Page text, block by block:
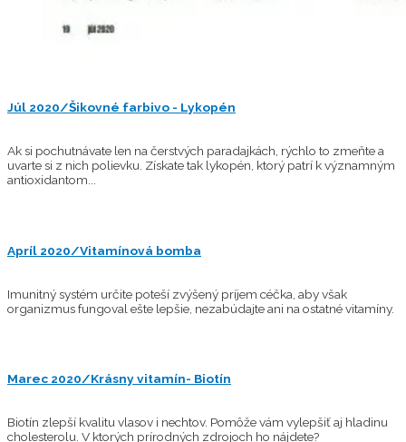
Júl 2020/Šikovné farbivo - Lykopén
Ak si pochutnávate len na čerstvých paradajkách, rýchlo to zmeňte a
uvarte si z nich polievku. Získate tak lykopén, ktorý patrí k významným
antioxidantom...
Apríl 2020/Vitamínová bomba
Imunitný systém určite poteší zvýšený príjem céčka, aby však
organizmus fungoval ešte lepšie, nezabúdajte ani na ostatné vitamíny.
Marec 2020/Krásny vitamín- Biotín
Biotín zlepší kvalitu vlasov i nechtov. Pomôže vám vylepšiť aj hladinu
cholesterolu. V ktorých prírodných zdrojoch ho nájdete?